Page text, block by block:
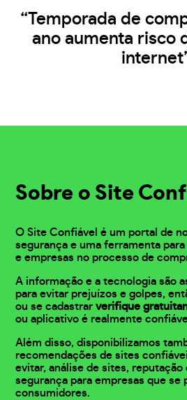
“Temporada de
ano aumenta risco
Sobre o Site
O Site Confiável é um portal de
segurança e uma ferramenta
e empresas no processo de
A informação e a tecnologia são
para evitar prejuízos e golpes,
ou se cadastrarverifique
ou aplicativo é realmente
Além disso, disponibilizamos
recomendações de sites
evitar, análise de sites, reputação
segurança para empresas que se
consumidores.